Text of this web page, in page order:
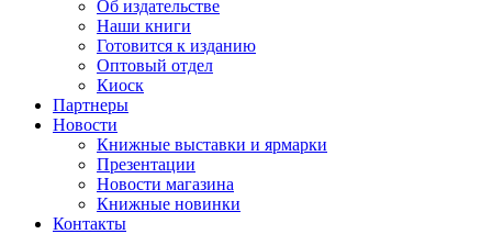
Об издательстве
Наши книги
Готовится к изданию
Оптовый отдел
Киоск
Партнеры
Новости
Книжные выставки и ярмарки
Презентации
Новости магазина
Книжные новинки
Контакты